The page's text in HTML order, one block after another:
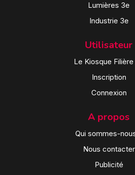
Lumières 3e
Industrie 3e
Utilisateur
Le Kiosque
Inscription
Connexion
A propos
Qui sommes-
Nous contacter
Publicité